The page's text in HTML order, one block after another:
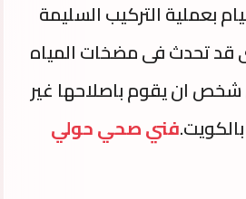
بعملية التركيب السليمة
قد تحدث فى مضخات المياه
شخص ان يقوم باصلاحها غير
فني صحي حولي